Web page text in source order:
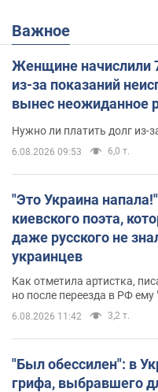
Важное
Женщине начислили
из-за показаний
вынес неожиданное
Нужно ли платить долг из-
6.08.2026 09:53 6,0 т.
"Это Украина
киевского поэта,
даже русского не
украинцев
Как отметила артистка,
но после переезда в РФ
6.08.2026 11:42 3,2 т.
"Был обессилен": в
грифа, выбравшего